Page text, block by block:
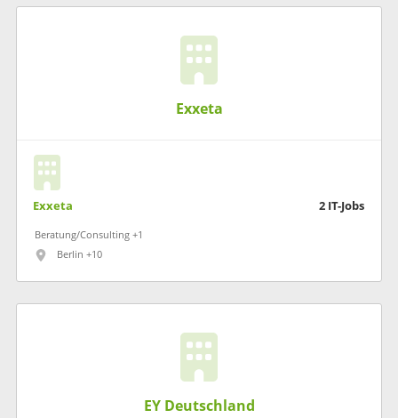
Exxeta
Exxeta 2 IT-Jobs
Beratung/Consulting +1
Berlin +10
EY Deutschland